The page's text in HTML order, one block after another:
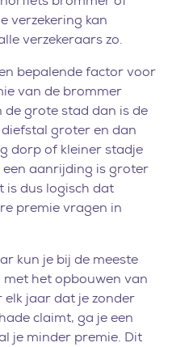
verzekering kan
verzekeraars zo.
bepalende factor voor
van de brommer
de grote stad dan is de
groter en dan
dorp of kleiner stadje
een aanrijding is groter
is dus logisch dat
premie vragen in
kun je bij de meeste
het opbouwen van
jaar dat je zonder
claimt, ga je een
je minder premie. Dit